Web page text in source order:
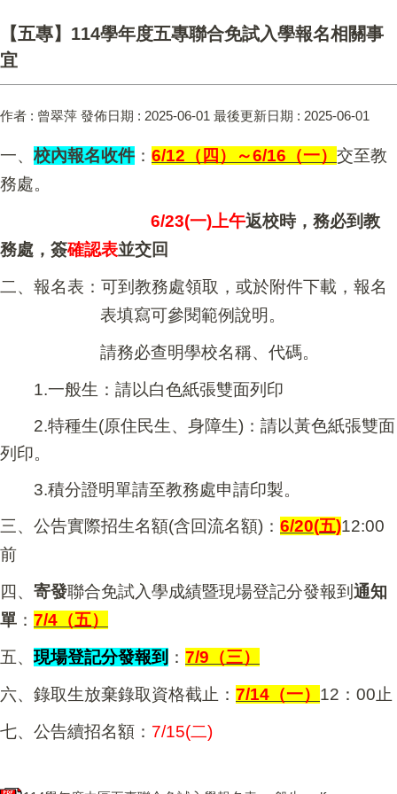
【五專】114學年度五專聯合免試入學報名相關事
宜
作者 : 曾翠萍 發佈日期 : 2025-06-01 最後更新日期 : 2025-06-01
一、校內報名收件 ： 6/12 （四）～6/16（一） 交至教
務處。
6/23(一)上午返校時，務必到教
務處，簽確認表並交回
二、報名表：可到教務處領取，或於附件下載，報名
表填寫可參閱範例說明。
請務必查明學校名稱、代碼。
1.一般生：請以白色紙張雙面列印
2.特種生(原住民生、身障生)：請以黃色紙張雙面
列印。
3.積分證明單請至教務處申請印製。
三、公告實際招生名額(含回流名額)： 6/20(五)12:00
前
四、 寄發聯合免試入學成績暨現場登記分發報到 通知
單 ： 7/4 （五）
五、 現場登記分發報到 ： 7/9 （三）
六、錄取生放棄錄取資格截止： 7/14 （一） 12：00止
七、公告續招名額： 7/15(二)